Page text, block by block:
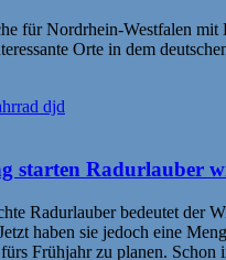
für Nordrhein-Westfalen
Orte in dem
starten Radurlauber
Radurlauber bedeutet der
haben sie jedoch eine
Frühjahr zu planen. Schon